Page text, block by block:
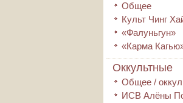
Общее
Культ Чинг
«Фалуньгун»
«Карма
Оккультные
Общее /
ИСВ Алёны